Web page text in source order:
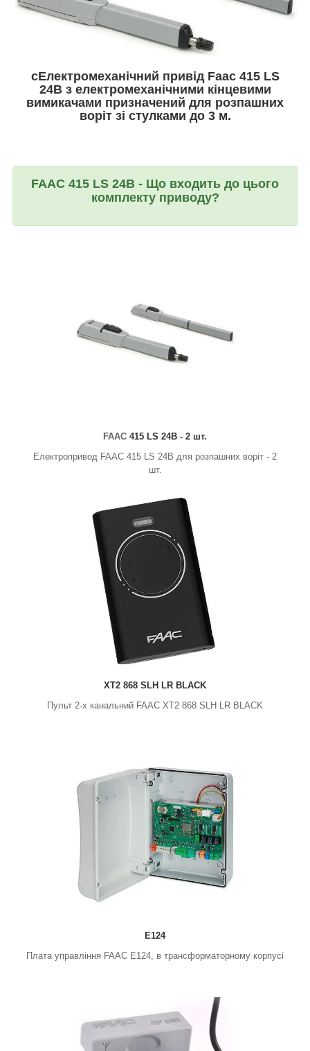
сЕлектромеханічний привід Faac 415 LS
24В з електромеханічними кінцевими
вимикачами призначений для розпашних
воріт зі стулками до 3 м.
FAAC 415 LS 24В - Що входить до цього
комплекту приводу?
FAAC 415 LS 24В - 2 шт.
Електропривод FAAC 415 LS 24В для розпашних воріт - 2
шт.
XT2 868 SLH LR BLACK
Пульт 2-х канальний FAAC XT2 868 SLH LR BLACK
E124
Плата управління FAAC E124, в трансформаторному корпусі